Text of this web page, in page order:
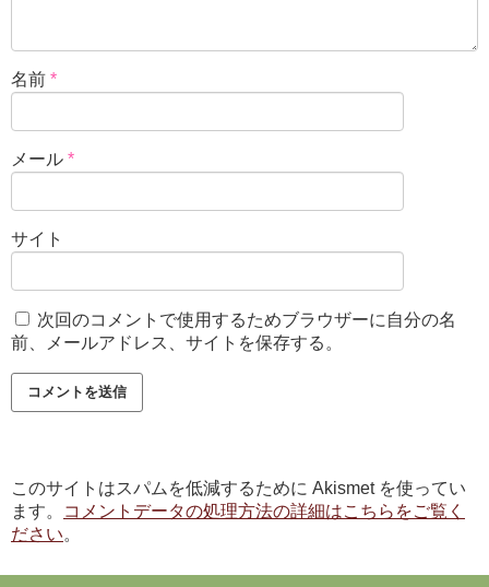
名前 *
メール *
サイト
次回のコメントで使用するためブラウザーに自分の名
前、メールアドレス、サイトを保存する。
このサイトはスパムを低減するために Akismet を使ってい
ます。
コメントデータの処理方法の詳細はこちらをご覧く
ださい。